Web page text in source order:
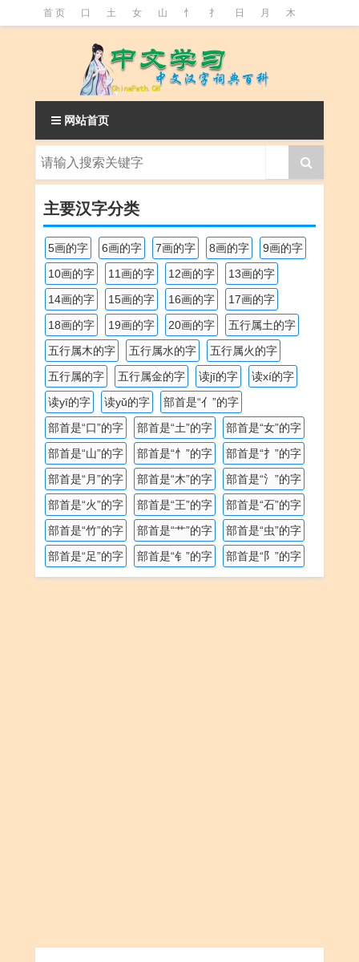
首 页 口 土 女 山 忄 扌 日 月 木
魚
网站首页
主要汉字分类
5画的字 6画的字 7画的字 8画的字
9画的字
10画的字
11画的字 12画的字
13画的字
14画的字
15画的字 16画的字
17画的字
18画的字
19画的字 20画的字
五行属土的字
五行属木的字
五行属水的字
五行属火的字
五行属的字
五行属金的字 读jī的字
读xí的字
读yī的字
读yǔ的字
部首是“亻”的字
部首是“口”的字
部首是“土”的字
部首是“女”的字
部首是“山”的字
部首是“忄”的字
部首是“扌”的字
部首是“月”的字
部首是“木”的字
部首是“氵”的字
部首是“火”的字
部首是“王”的字
部首是“石”的字
部首是“竹”的字
部首是“艹”的字
部首是“虫”的字
部首是“足”的字
部首是“钅”的字 部首是“阝”的字